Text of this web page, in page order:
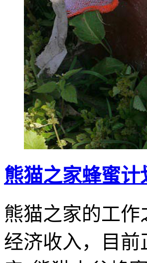
熊猫之家蜂蜜计
熊猫之家的工作
经济收入，目